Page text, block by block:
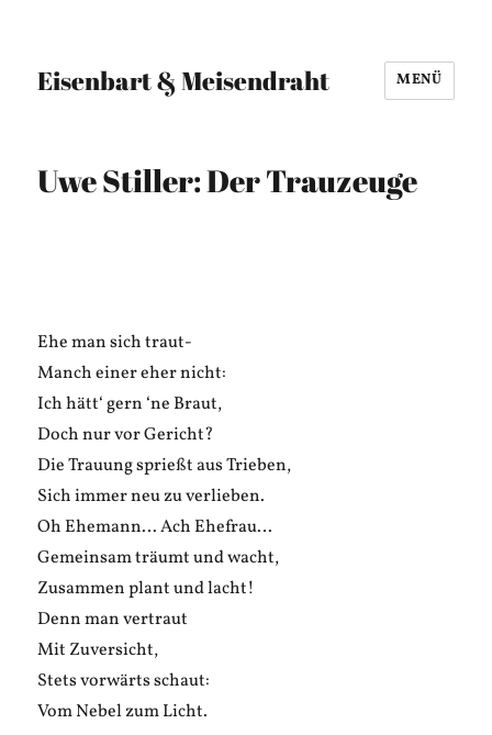
Eisenbart & Meisendraht MENÜ
Uwe Stiller: Der Trauzeuge
Ehe man sich traut-
Manch einer eher nicht:
Ich hätt‘ gern ‘ne Braut,
Doch nur vor Gericht?
Die Trauung sprießt aus Trieben,
Sich immer neu zu verlieben.
Oh Ehemann… Ach Ehefrau…
Gemeinsam träumt und wacht,
Zusammen plant und lacht!
Denn man vertraut
Mit Zuversicht,
Stets vorwärts schaut:
Vom Nebel zum Licht.